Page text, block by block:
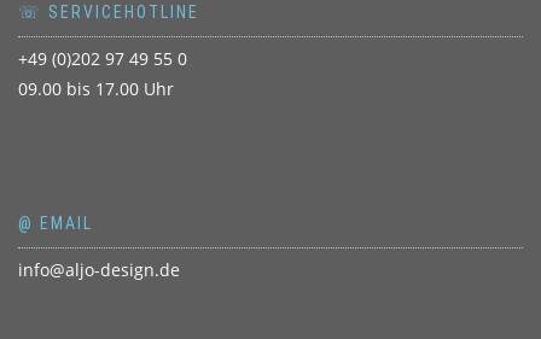
☏ SERVICEHOTLINE
+49 (0)202 97 49 55 0
09.00 bis 17.00 Uhr
@ EMAIL
info@aljo-design.de